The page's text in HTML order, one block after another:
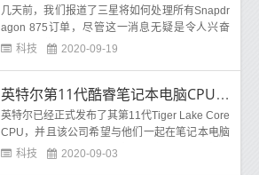
几天前，我们报道了三星将如何处理所有Snapdr
agon 875订单，尽管这一消息无疑是令人兴奋
的，但我们今天收到的提示甚至更好。根据我们
科技 2020-09-19
英特尔第11代酷睿笔记本电脑CPU落后于AMD
英特尔已经正式发布了其第11代Tiger Lake Core
CPU，并且该公司希望与他们一起在笔记本电脑
领域与AMD展开竞争。英特尔在今天的公告中明
科技 2020-09-03